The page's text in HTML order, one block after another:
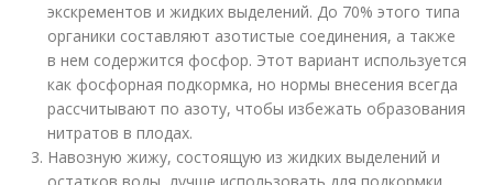
экскрементов и жидких выделений. До 70% этого типа
органики составляют азотистые соединения, а также
в нем содержится фосфор. Этот вариант используется
как фосфорная подкормка, но нормы внесения всегда
рассчитывают по азоту, чтобы избежать образования
нитратов в плодах.
Навозную жижу, состоящую из жидких выделений и